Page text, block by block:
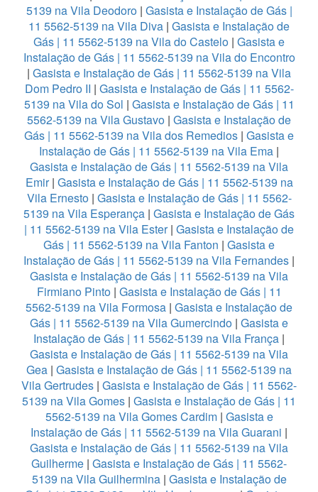
5139 na Vila Deodoro| Gasista e Instalação de Gás |
11 5562-5139 na Vila Diva | Gasista e Instalação de
Gás | 11 5562-5139 na Vila do Castelo | Gasista e
Instalação de Gás | 11 5562-5139 na Vila do Encontro
| Gasista e Instalação de Gás | 11 5562-5139 na Vila
Dom Pedro II | Gasista e Instalação de Gás | 11 5562-
5139 na Vila do Sol | Gasista e Instalação de Gás | 11
5562-5139 na Vila Gustavo | Gasista e Instalação de
Gás | 11 5562-5139 na Vila dos Remedios | Gasista e
Instalação de Gás | 11 5562-5139 na Vila Ema |
Gasista e Instalação de Gás | 11 5562-5139 na Vila
Emir| Gasista e Instalação de Gás | 11 5562-5139 na
Vila Ernesto| Gasista e Instalação de Gás | 11 5562-
5139 na Vila Esperança | Gasista e Instalação de Gás
| 11 5562-5139 na Vila Ester| Gasista e Instalação de
Gás | 11 5562-5139 na Vila Fanton | Gasista e
Instalação de Gás | 11 5562-5139 na Vila Fernandes |
Gasista e Instalação de Gás | 11 5562-5139 na Vila
Firmiano Pinto| Gasista e Instalação de Gás | 11
5562-5139 na Vila Formosa | Gasista e Instalação de
Gás | 11 5562-5139 na Vila Gumercindo | Gasista e
Instalação de Gás | 11 5562-5139 na Vila França |
Gasista e Instalação de Gás | 11 5562-5139 na Vila
Gea | Gasista e Instalação de Gás | 11 5562-5139 na
Vila Gertrudes | Gasista e Instalação de Gás | 11 5562-
5139 na Vila Gomes | Gasista e Instalação de Gás | 11
5562-5139 na Vila Gomes Cardim| Gasista e
Instalação de Gás | 11 5562-5139 na Vila Guarani |
Gasista e Instalação de Gás | 11 5562-5139 na Vila
Guilherme | Gasista e Instalação de Gás | 11 5562-
5139 na Vila Guilhermina| Gasista e Instalação de